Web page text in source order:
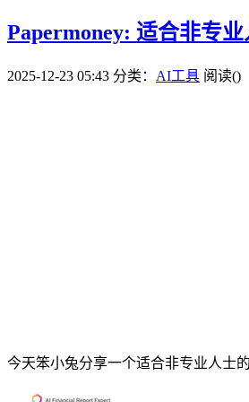
Papermoney: 适合非专
2025-12-23 05:43 分类： AI工具 阅读()
今天笨小兔分享一个适合非专业人士